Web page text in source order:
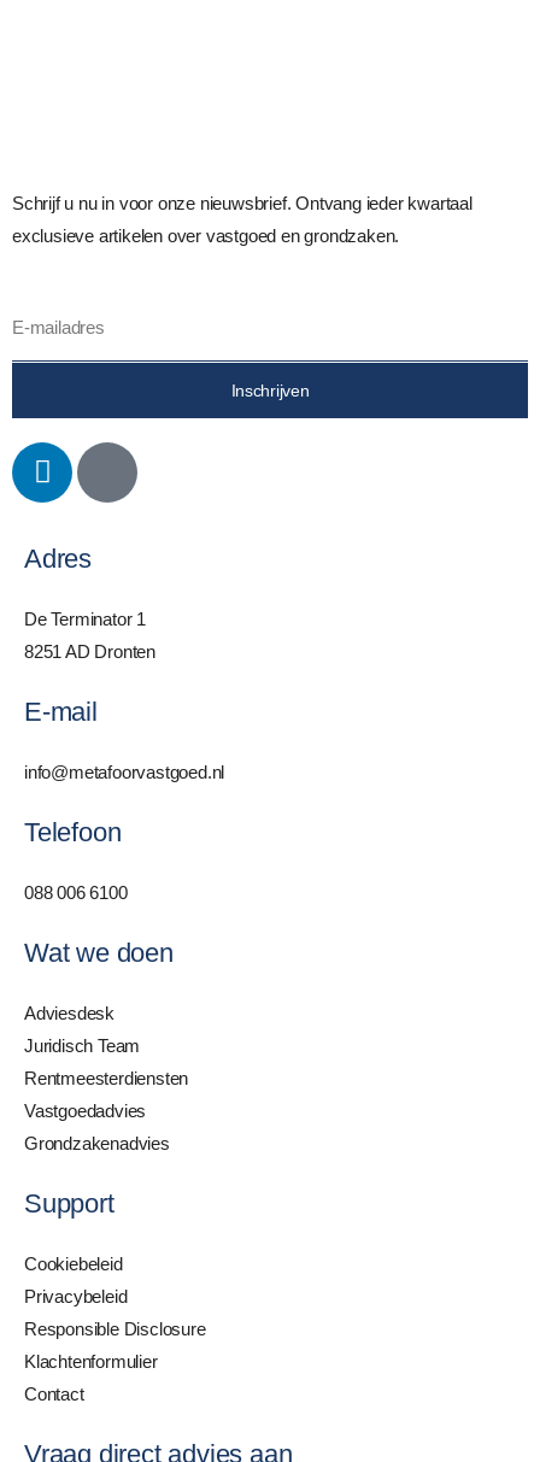
Schrijf u nu in voor onze nieuwsbrief. Ontvang ieder kwartaal
exclusieve artikelen over vastgoed en grondzaken.
Inschrijven
Adres
De Terminator 1
8251 AD Dronten
E-mail
info@metafoorvastgoed.nl
Telefoon
088 006 6100
Wat we doen
Adviesdesk
Juridisch Team
Rentmeesterdiensten
Vastgoedadvies
Grondzakenadvies
Support
Cookiebeleid
Privacybeleid
Responsible Disclosure
Klachtenformulier
Contact
Vraag direct advies aan